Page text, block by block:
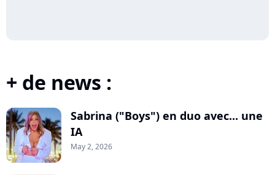
+ de news :
Sabrina ("Boys") en duo avec... une
IA
May 2, 2026